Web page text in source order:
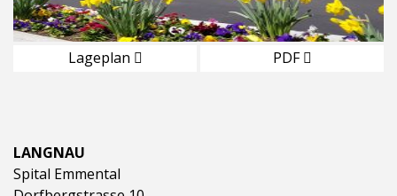
Lageplan PDF
LANGNAU
Spital Emmental